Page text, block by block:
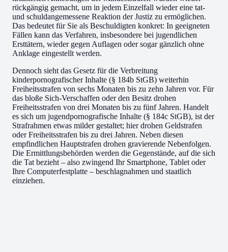
rückgängig gemacht, um in jedem Einzelfall wieder eine tat-
und schuldangemessene Reaktion der Justiz zu ermöglichen.
Das bedeutet für Sie als Beschuldigten konkret: In geeigneten
Fällen kann das Verfahren, insbesondere bei jugendlichen
Ersttätern, wieder gegen Auflagen oder sogar gänzlich ohne
Anklage eingestellt werden.
Dennoch sieht das Gesetz für die Verbreitung
kinderpornografischer Inhalte (§ 184b StGB) weiterhin
Freiheitsstrafen von sechs Monaten bis zu zehn Jahren vor. Für
das bloße Sich-Verschaffen oder den Besitz drohen
Freiheitsstrafen von drei Monaten bis zu fünf Jahren. Handelt
es sich um jugendpornografische Inhalte (§ 184c StGB), ist der
Strafrahmen etwas milder gestaltet; hier drohen Geldstrafen
oder Freiheitsstrafen bis zu drei Jahren. Neben diesen
empfindlichen Hauptstrafen drohen gravierende Nebenfolgen.
Die Ermittlungsbehörden werden die Gegenstände, auf die sich
die Tat bezieht – also zwingend Ihr Smartphone, Tablet oder
Ihre Computerfestplatte – beschlagnahmen und staatlich
einziehen.